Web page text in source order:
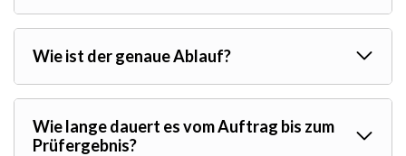
Wie ist der genaue Ablauf?
Wie lange dauert es vom Auftrag bis zum
Prüfergebnis?